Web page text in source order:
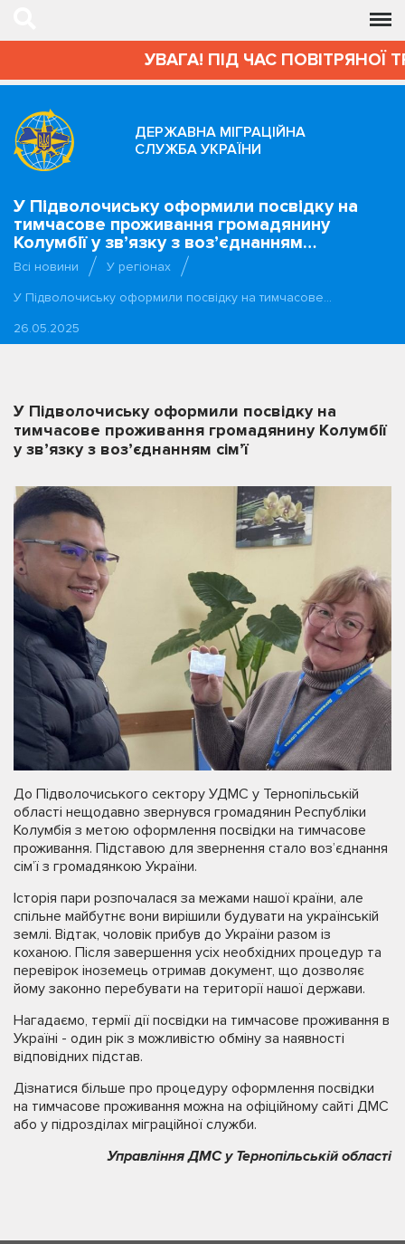
УВАГА! ПІД ЧАС ПОВІТРЯНОЇ
ДЕРЖАВНА МІГРАЦІЙНА
СЛУЖБА УКРАЇНИ
У Підволочиську оформили посвідку на
тимчасове проживання громадянину
Колумбії у зв’язку з воз’єднанням…
Всі новини
У регіонах
У Підволочиську оформили посвідку на тимчасове…
26.05.2025
У Підволочиську оформили посвідку на
тимчасове проживання громадянину Колумбії
у зв’язку з воз’єднанням сім’ї
До Підволочиського сектору УДМС у Тернопільській
області нещодавно звернувся громадянин Республіки
Колумбія з метою оформлення посвідки на тимчасове
проживання. Підставою для звернення стало воз’єднання
сім’ї з громадянкою України.
Історія пари розпочалася за межами нашої країни, але
спільне майбутнє вони вирішили будувати на українській
землі. Відтак, чоловік прибув до України разом із
коханою. Після завершення усіх необхідних процедур та
перевірок іноземець отримав документ, що дозволяє
йому законно перебувати на території нашої держави.
Нагадаємо, термії дії посвідки на тимчасове проживання в
Україні - один рік з можливістю обміну за наявності
відповідних підстав.
Дізнатися більше про процедуру оформлення посвідки
на тимчасове проживання можна на офіційному сайті ДМС
або у підрозділах міграційної служби.
Управління ДМС у Тернопільській області